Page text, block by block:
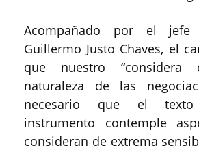
Acompañado por el jefe
Guillermo Justo Chaves, el
que nuestro
naturaleza de las
necesario que el
instrumento contemple
consideran de extrema